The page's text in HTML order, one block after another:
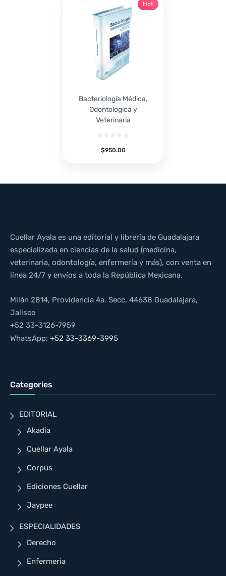
Bacteriología Médica,
Odontológica y
Veterinaria
$950.00
Hot
Cuellar Ayala es una editorial y librería de Guadalajara
especializada en ciencias de la salud (medicina,
veterinaria, odontología, enfermería y más), con venta en
línea 24/7 y envíos a toda la República Mexicana.
Milán 2814, Providencia 4a. Secc, 44638 Guadalajara,
Jalisco
+52 33-3126-7959
WhatsApp: +52 33-3369-3995
Categories
EDITORIAL
Akadia
Cuellar Ayala
Corpus
Ediciones Cuellar
Jaypee
ESPECIALIDADES
Derecho
Enfermeria